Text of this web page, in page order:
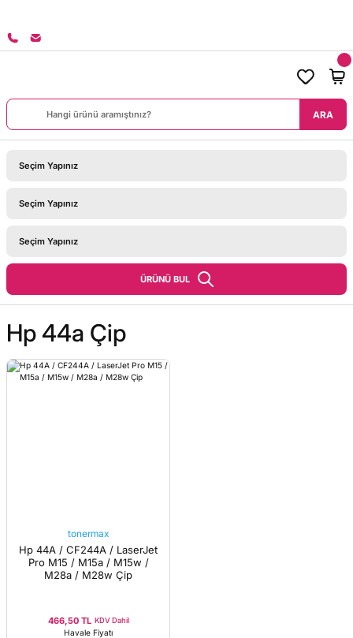
ARA
ÜRÜNÜ BUL
Hp 44a Çip
tonermax
Hp 44A / CF244A / LaserJet
Pro M15 / M15a / M15w /
M28a / M28w Çip
466,50 TL KDV Dahil
Havale Fiyatı